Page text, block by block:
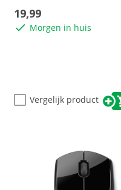
19,99
Morgen in huis
Vergelijk product